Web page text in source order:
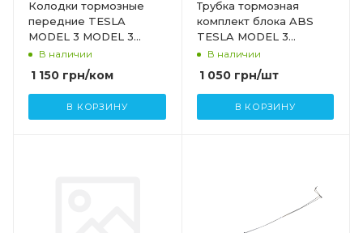
Колодки тормозные
передние TESLA
MODEL 3 MODEL 3
HIGHLAND 8008240-
В наличии
1 150 грн/ком
В КОРЗИНУ
Трубка тормозная
комплект блока ABS
TESLA MODEL 3
1044712-00-D
В наличии
1 050грн/шт
В КОРЗИНУ